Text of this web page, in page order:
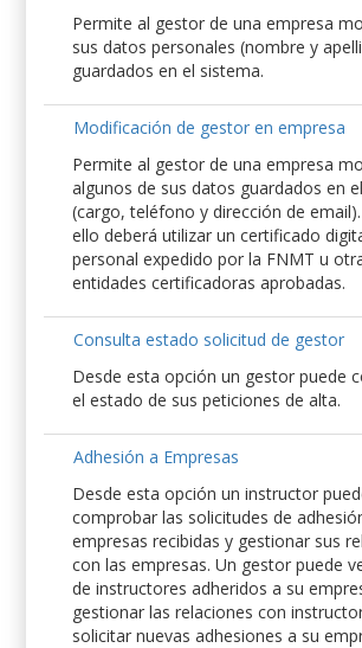
Permite al gestor de una empresa
sus datos personales (nombre y
guardados en el sistema.
Modificación de gestor en empresa
Permite al gestor de una empresa
algunos de sus datos guardados en
(cargo, teléfono y dirección de
ello deberá utilizar un certificado
personal expedido por la FNMT u
entidades certificadoras aprobadas.
Consulta estado solicitud de gestor
Desde esta opción un gestor puede
el estado de sus peticiones de alta.
Adhesión a Empresas
Desde esta opción un instructor
comprobar las solicitudes de
empresas recibidas y gestionar sus
con las empresas. Un gestor puede
de instructores adheridos a su
gestionar las relaciones con
solicitar nuevas adhesiones a su